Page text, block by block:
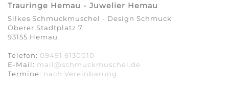
Trauringe Hemau - Juwelier Hemau
Silkes Schmuckmuschel - Design Schmuck
Oberer Stadtplatz 7
93155 Hemau
Telefon: 09491 6130010
E-Mail: mail@schmuckmuschel.de
Termine: nach Vereinbarung​​​​​​​